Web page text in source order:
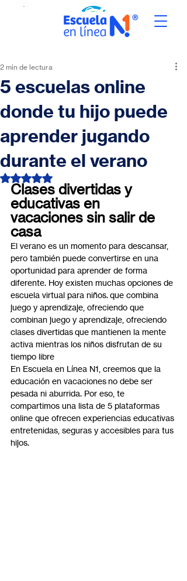
5 escuelas online
donde tu hijo puede
aprender jugando
durante el verano
2 min de lectura
Obtuvo NaN de 5 estrellas.
Clases divertidas y
educativas en
vacaciones sin salir de
casa
El verano es un momento para descansar,
pero también puede convertirse en una
oportunidad para aprender de forma
diferente. Hoy existen muchas opciones de
escuela virtual para niños. que combina
juego y aprendizaje, ofreciendo que
combinan juego y aprendizaje, ofreciendo
clases divertidas que mantienen la mente
activa mientras los niños disfrutan de su
tiempo libre
En Escuela en Línea N1, creemos que la
educación en vacaciones no debe ser
pesada ni aburrida. Por eso, te
compartimos una lista de 5 plataformas
online que ofrecen experiencias educativas
entretenidas, seguras y accesibles para tus
hijos.